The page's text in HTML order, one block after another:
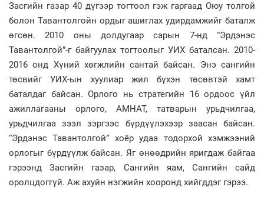
Засгийн газар 40 дүгээр тогтоол гэж гаргаад Оюу толгой
болон Тавантолгойн ордыг ашиглах удирдамжийг баталж
өгсөн. 2010 оны долдугаар сарын 7-нд “Эрдэнэс
Тавантолгой”-г байгуулах тогтоолыг УИХ баталсан. 2010-
2016 онд Хүний хөгжлийн сантай байсан. Энэ сангийн
төсвийг УИХ-ын хуулиар жил бүхэн төсөвтэй хамт
баталдаг байсан. Орлого нь стратегийн 16 ордоос үйл
ажиллагааны орлого, АМНАТ, татварын урьдчилгаа,
урьдчилгаа зээл зэргээс бүрдүүлэхээр заасан байсан.
“Эрдэнэс Тавантолгой” хоёр удаа тодорхой хэмжээний
орлогыг бүрдүүлж байсан. Яг өнөөдрийн яригдаж байгаа
гэрээнд Засгийн газар, Сангийн яам, Сангийн сайд
оролцдоггүй. Аж ахуйн нэгжийн хооронд хийгддэг гэрээ.